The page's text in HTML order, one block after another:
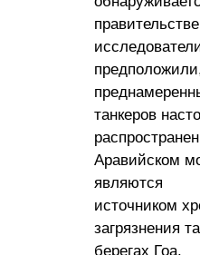
танкеров
Аравийском
являются
источником
загрязнения
берегах Гоа.